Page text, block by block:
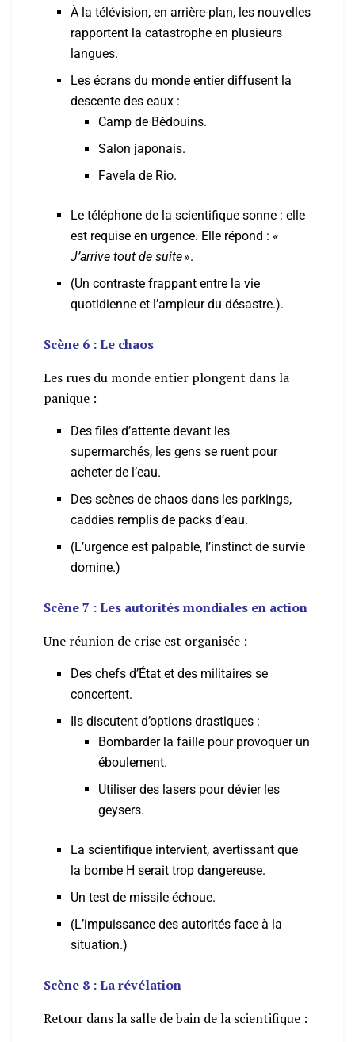
À la télévision, en arrière-plan, les nouvelles
rapportent la catastrophe en plusieurs
langues.
Les écrans du monde entier diffusent la
descente des eaux :
Camp de Bédouins.
Salon japonais.
Favela de Rio.
Le téléphone de la scientifique sonne : elle
est requise en urgence. Elle répond : «
J’arrive tout de suite».
(Un contraste frappant entre la vie
quotidienne et l’ampleur du désastre.).
Scène 6 : Le chaos
Les rues du monde entier plongent dans la
panique :
Des files d’attente devant les
supermarchés, les gens se ruent pour
acheter de l’eau.
Des scènes de chaos dans les parkings,
caddies remplis de packs d’eau.
(L’urgence est palpable, l’instinct de survie
domine.)
Scène 7 : Les autorités mondiales en action
Une réunion de crise est organisée :
Des chefs d’État et des militaires se
concertent.
Ils discutent d’options drastiques :
Bombarder la faille pour provoquer un
éboulement.
Utiliser des lasers pour dévier les
geysers.
La scientifique intervient, avertissant que
la bombe H serait trop dangereuse.
Un test de missile échoue.
(L’impuissance des autorités face à la
situation.)
Scène 8 : La révélation
Retour dans la salle de bain de la scientifique :